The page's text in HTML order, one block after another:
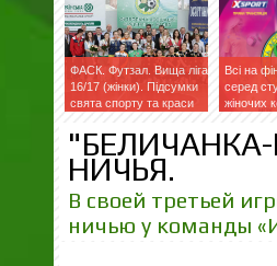
ФАСК. Футзал. Вища ліга
16/17 (жінки). Підсумки
свята спорту та краси
Всі на
серед
жіночих
НИЧЬЯ.
В своей третьей
ничью у команды